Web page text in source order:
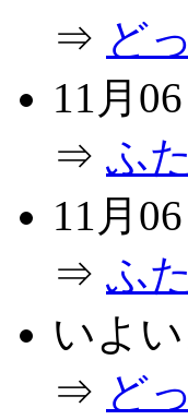
⇒ ど
11月
⇒ ふ
11月
⇒ ふ
いよ
⇒ ど